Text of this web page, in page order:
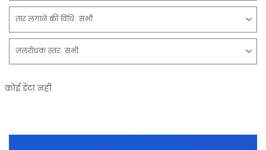
तार लगाने की विधि: सभी
जलरोधक स्तर: सभी
कोई डेटा नहीं